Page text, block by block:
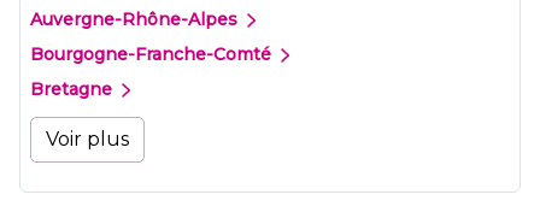
Auvergne-Rhône-Alpes
Bourgogne-Franche-Comté
Bretagne
Voir plus